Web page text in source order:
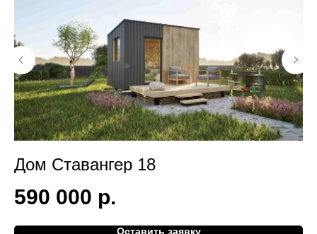
Дом Ставангер 18
590 000 р.
Оставить заявку